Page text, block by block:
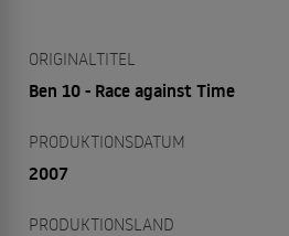
ORIGINALTITEL
Ben 10 - Race against Time
PRODUKTIONSDATUM
2007
PRODUKTIONSLAND